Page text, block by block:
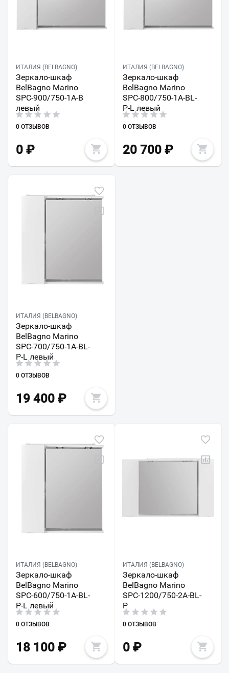
ИТАЛИЯ (BELBAGNO)
Зеркало-шкаф
BelBagno Marino
SPC-900/750-1A-B
левый
0 ОТЗЫВОВ
0 ₽
ИТАЛИЯ (BELBAGNO)
Зеркало-шкаф
BelBagno Marino
SPC-800/750-1A-BL-
P-L левый
0 ОТЗЫВОВ
20 700₽
ИТАЛИЯ (BELBAGNO)
Зеркало-шкаф
BelBagno Marino
SPC-700/750-1A-BL-
P-L левый
0 ОТЗЫВОВ
19 400 ₽
ИТАЛИЯ (BELBAGNO)
Зеркало-шкаф
BelBagno Marino
SPC-600/750-1A-BL-
P-L левый
0 ОТЗЫВОВ
18 100 ₽
ИТАЛИЯ (BELBAGNO)
Зеркало-шкаф
BelBagno Marino
SPC-1200/750-2A-BL-
P
0 ОТЗЫВОВ
0₽